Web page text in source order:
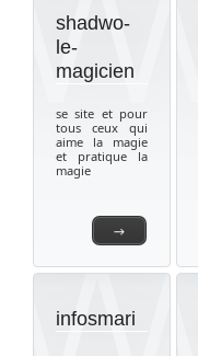
→
shadwo-
le-
magicien
se site et pour
tous ceux qui
aime la magie
et pratique la
magie
infosmari